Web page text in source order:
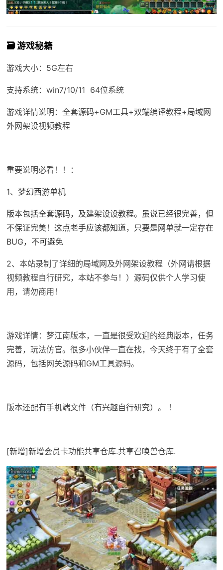
🗃️ 游戏秘籍
游戏大小：5G左右
支持系统：win7/10/11 64位系统
游戏详情说明：全套源码+GM工具+双端编译教程+局域网
外网架设视频教程
重要说明必看！！：
1、 梦幻西游单机
版本包括全套源码，及建架设设教程。虽说已经很完善，但
不保证完美！这点老手应该都知道，只要是网单就一定存在
BUG，不可避免
2、本站录制了详细的局域网及外网架设教程（外网请根据
视频教程自行研究，本站不参与！）源码仅供个人学习使
用，请勿商用！
游戏详情：梦江南版本，一直是很受欢迎的经典版本，任务
完善，玩法仿官。很多小伙伴一直在找，今天终于有了全套
源码，包括网关源码和GM工具源码。
版本还配有手机端文件（有兴趣自行研究）。 ！
[新增]新增会员卡功能共享仓库.共享召唤兽仓库.